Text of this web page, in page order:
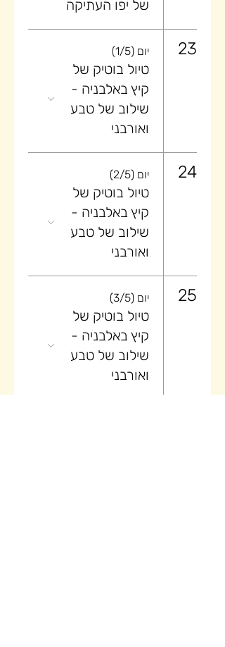
של יפו העתיקה
23 יום (1/5)
טיול בוטיק של
קיץ באלבניה -
שילוב של טבע
ואורבני
24 יום (2/5)
טיול בוטיק של
קיץ באלבניה -
שילוב של טבע
ואורבני
25 יום (3/5)
טיול בוטיק של
קיץ באלבניה -
שילוב של טבע
ואורבני